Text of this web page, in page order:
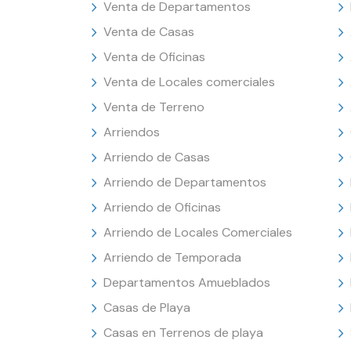
Venta de Departamentos
Venta de Casas
Venta de Oficinas
Venta de Locales comerciales
Venta de Terreno
Arriendos
Arriendo de Casas
Arriendo de Departamentos
Arriendo de Oficinas
Arriendo de Locales Comerciales
Arriendo de Temporada
Departamentos Amueblados
Casas de Playa
Casas en Terrenos de playa